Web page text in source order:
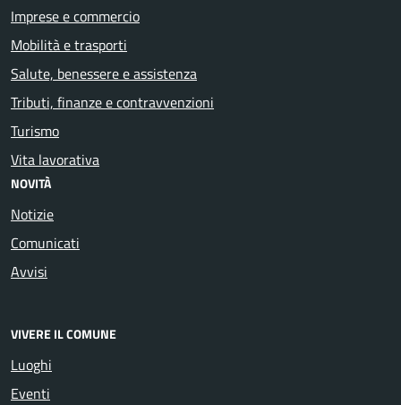
Imprese e commercio
Mobilità e trasporti
Salute, benessere e assistenza
Tributi, finanze e contravvenzioni
Turismo
Vita lavorativa
NOVITÀ
Notizie
Comunicati
Avvisi
VIVERE IL COMUNE
Luoghi
Eventi